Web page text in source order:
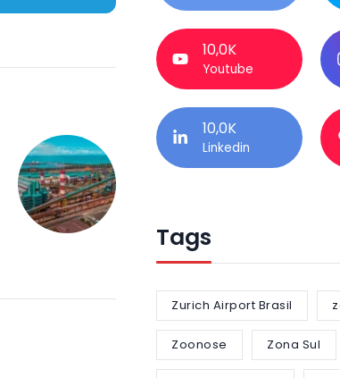
10,0K
Youtube
10,0K
Linkedin
Tags
Zurich Airport Brasil
Zoonose Zona Sul